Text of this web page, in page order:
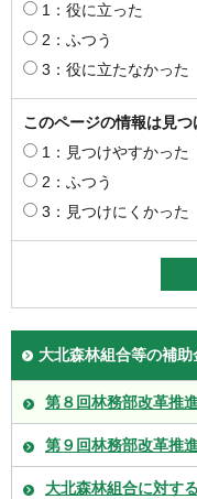
1：役に立った
2：ふつう
3：役に立たなかった
このページの情報は見
1：見つけやすかった
2：ふつう
3：見つけにくかった
大北森林組合等の補
第８回林務部改革推
第９回林務部改革推
大北森林組合に対す